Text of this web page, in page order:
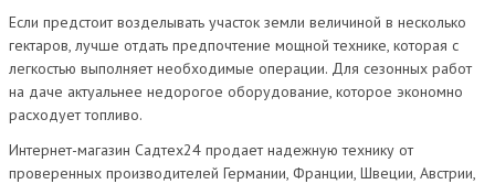
Если предстоит возделывать участок земли величиной в несколько
гектаров, лучше отдать предпочтение мощной технике, которая с
легкостью выполняет необходимые операции. Для сезонных работ
на даче актуальнее недорогое оборудование, которое экономно
расходует топливо.
Интернет-магазин Садтех24 продает надежную технику от
проверенных производителей Германии, Франции, Швеции, Австрии,